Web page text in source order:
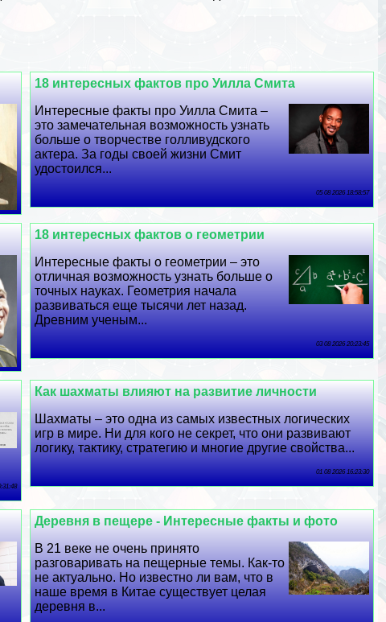
18 интересных фактов про Уилла Смита
Интересные факты про Уилла Смита –
это замечательная возможность узнать
больше о творчестве голливудского
актера. За годы своей жизни Смит
удостоился...
05 08 2026 18:58:57
18 интересных фактов о геометрии
Интересные факты о геометрии – это
отличная возможность узнать больше о
точных науках. Геометрия начала
развиваться еще тысячи лет назад.
Древним ученым...
03 08 2026 20:23:45
Как шахматы влияют на развитие личности
Шахматы – это одна из самых известных логических
игр в мире. Ни для кого не секрет, что они развивают
логику, тактику, стратегию и многие другие свойства...
01 08 2026 16:23:30
Деревня в пещере - Интересные факты и фото
В 21 веке не очень принято
разговаривать на пещерные темы. Как-то
не актуально. Но известно ли вам, что в
наше время в Китае существует целая
деревня в...